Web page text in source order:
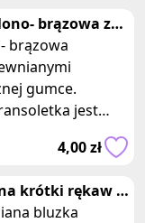
brązowa z
brązowa
gumce.
jest
4,00 zł
krótki rękaw z
young
bluzka